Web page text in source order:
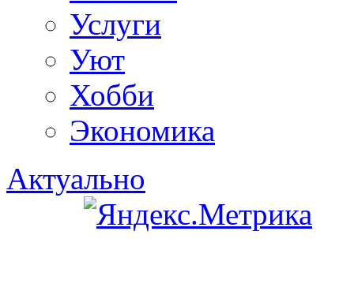
Услуги
Уют
Хобби
Экономика
Актуально